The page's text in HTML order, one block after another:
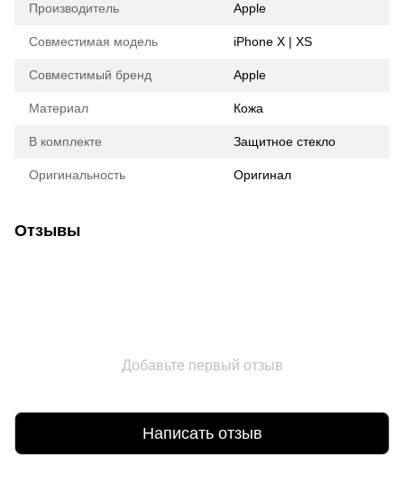
Производитель Apple
Совместимая модель iPhone X | XS
Совместимый бренд Apple
Материал Кожа
В комплекте Защитное стекло
Оригинальность Оригинал
Отзывы
Добавьте первый отзыв
Написать отзыв